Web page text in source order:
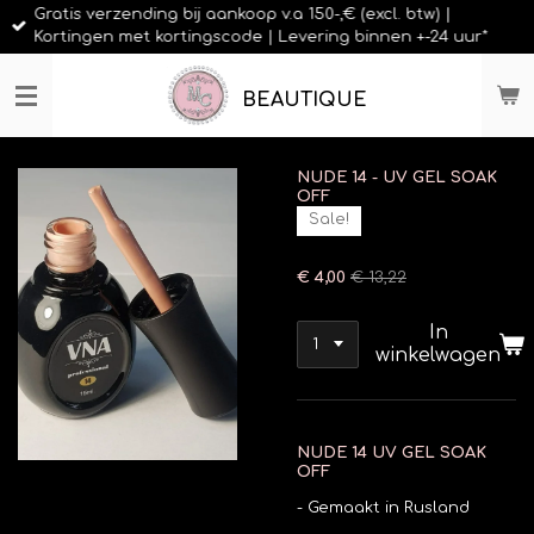
Ga
direct
de
BEAUTIQUE
Gratis verzending bij aankoop v.a 150-,€ (excl. btw) |
Kortingen met kortingscode | Levering binnen +-24 uur*
NUDE 14 - UV GEL SOAK
OFF
Sale!
€ 4,00 € 13,22
In
winkelwagen
NUDE 14 UV GEL SOAK
OFF
- Gemaakt in Rusland